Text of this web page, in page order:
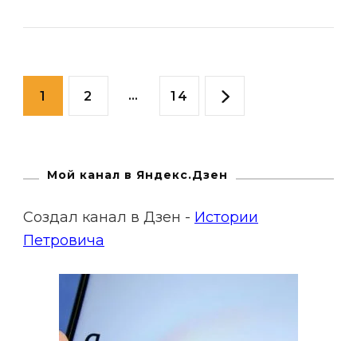
Пагинация
Страница
1 Страница
2 … Страница
14
Мой канал в Яндекс.Дзен
Создал канал в Дзен - Истории
Петровича